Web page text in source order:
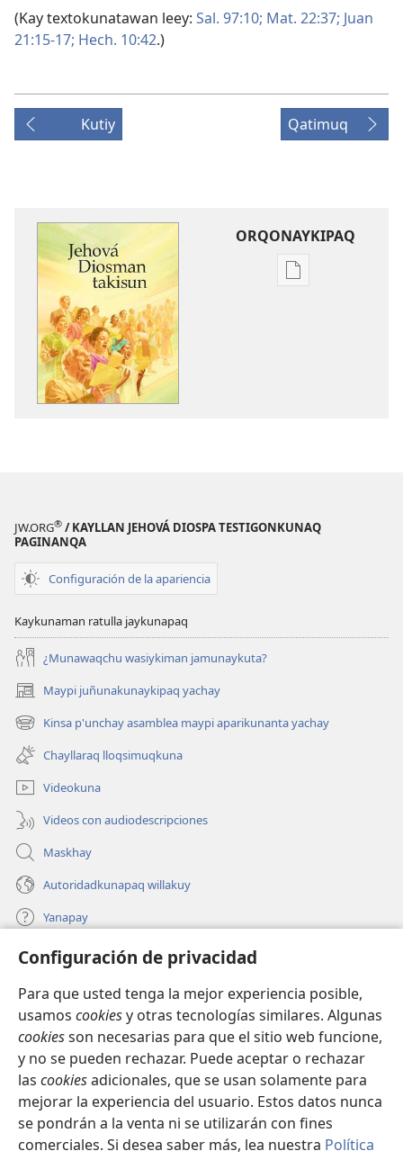
Configuración de privacidad
Para que usted tenga la mejor experiencia posible,
usamos cookiesy otras tecnologías similares. Algunas
cookiesson necesarias para que el sitio web funcione,
y no se pueden rechazar. Puede aceptar o rechazar
las cookiesadicionales, que se usan solamente para
mejorar la experiencia del usuario. Estos datos nunca
se pondrán a la venta ni se utilizarán con fines
comerciales. Si desea saber más, lea nuestra Política
(Kay textokunatawan leey: Sal. 97:10; Mat. 22:37; Juan
21:15-17; Hech. 10:42.)
Kutiy Qatimuq
ORQONAYKIPAQ
Kaypi
JW.ORG® / KAYLLAN JEHOVÁ DIOSPA TESTIGONKUNAQ
PAGINANQA
Configuración de la apariencia
Kaykunaman ratulla jaykunapaq
¿Munawaqchu wasiykiman jamunaykuta?
Maypi juñunakunaykipaq yachay
(abre
una
nueva
ventana)
Kinsa p'unchay asamblea maypi aparikunanta yachay
(abre
una
nueva
ventana)
Chayllaraq lloqsimuqkuna
Videokuna
Videos con audiodescripciones
Maskhay
Autoridadkunapaq willakuy
Yanapay
Donacionta churanapaq
una
nueva
ventana)
INTERNETPI QELQANCHISKUNA Watchtower™
(abre
una
nueva
ventana)
JW Hub
(abre
una
nueva
ventana)
JW Library ®